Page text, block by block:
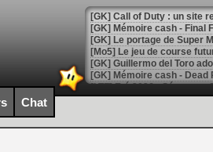
[GK] Le portage de Super
[Mo5] Le jeu de course
[GK] Guillermo del Toro
[LTF] Eté 2026 - Séquence
[GK] Mistfall Hunter :
[GK] Wo Long 2 évolue
[GK] Crossfire : un TPS à
[LS] [PS5] Premiers
Chat